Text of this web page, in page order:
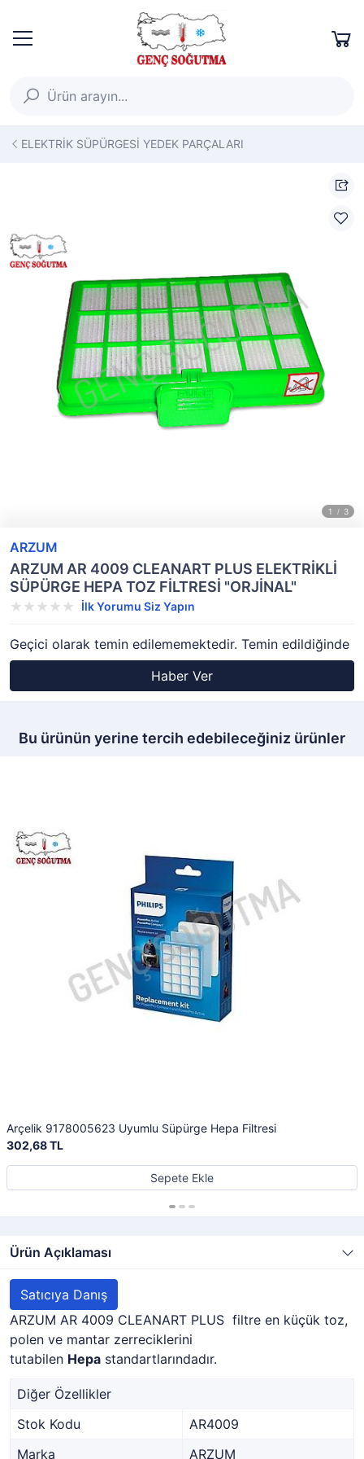
ELEKTRİK SÜPÜRGESİ YEDEK PARÇALARI
ARZUM
ARZUM AR 4009 CLEANART PLUS ELEKTRİKLİ
SÜPÜRGE HEPA TOZ FİLTRESİ "ORJİNAL"
İlk Yorumu Siz Yapın
Geçici olarak temin edilememektedir. Temin edildiğinde
Haber Ver
Bu ürünün yerine tercih edebileceğiniz ürünler
Arçelik 9178005623 Uyumlu Süpürge Hepa Filtresi
302,68 TL
Sepete Ekle
Ürün Açıklaması
Satıcıya Danış
ARZUM AR 4009 CLEANART PLUS filtre en küçük toz,
polen ve mantar zerreciklerini
tutabilen Hepa standartlarındadır.
Diğer Özellikler
Stok Kodu
AR4009
Marka
ARZUM